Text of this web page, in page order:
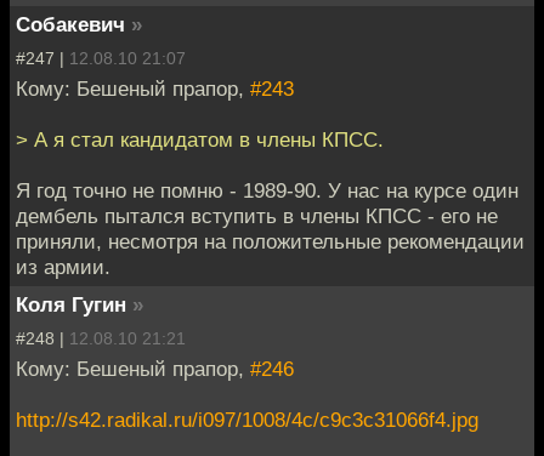
Собакевич »
#247 | 12.08.10 21:07
Кому: Бешеный прапор, #243
> А я стал кандидатом в члены КПСС.
Я год точно не помню - 1989-90. У нас на курсе один
дембель пытался вступить в члены КПСС - его не
приняли, несмотря на положительные рекомендации
из армии.
Коля Гугин »
#248 | 12.08.10 21:21
Кому: Бешеный прапор, #246
http://s42.radikal.ru/i097/1008/4c/c9c3c31066f4.jpg